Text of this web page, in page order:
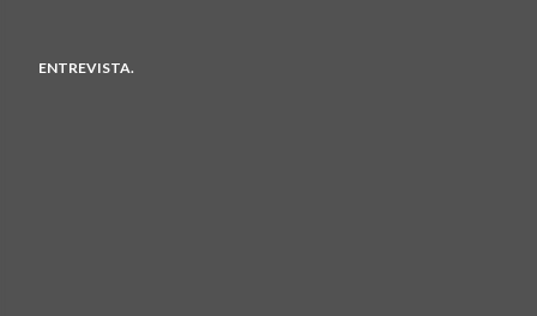
ENTREVISTA.